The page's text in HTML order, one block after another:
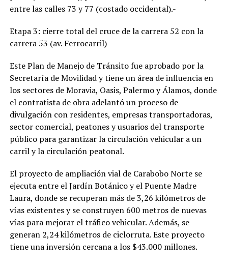
entre las calles 73 y 77 (costado occidental).-
Etapa 3: cierre total del cruce de la carrera 52 con la
carrera 53 (av. Ferrocarril)
Este Plan de Manejo de Tránsito fue aprobado por la
Secretaría de Movilidad y tiene un área de influencia en
los sectores de Moravia, Oasis, Palermo y Álamos, donde
el contratista de obra adelantó un proceso de
divulgación con residentes, empresas transportadoras,
sector comercial, peatones y usuarios del transporte
público para garantizar la circulación vehicular a un
carril y la circulación peatonal.
El proyecto de ampliación vial de Carabobo Norte se
ejecuta entre el Jardín Botánico y el Puente Madre
Laura, donde se recuperan más de 3,26 kilómetros de
vías existentes y se construyen 600 metros de nuevas
vías para mejorar el tráfico vehicular. Además, se
generan 2,24 kilómetros de ciclorruta. Este proyecto
tiene una inversión cercana a los $43.000 millones.